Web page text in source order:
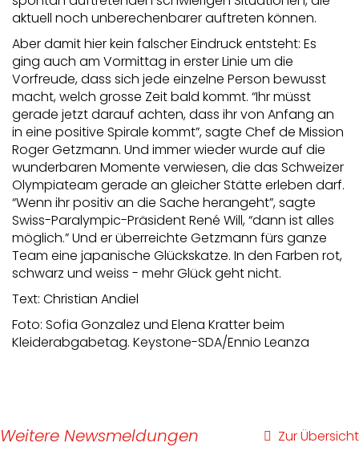
aktuell noch unberechenbarer auftreten können.
Aber damit hier kein falscher Eindruck entsteht: Es
ging auch am Vormittag in erster Linie um die
Vorfreude, dass sich jede einzelne Person bewusst
macht, welch grosse Zeit bald kommt. “Ihr müsst
gerade jetzt darauf achten, dass ihr von Anfang an
in eine positive Spirale kommt”, sagte Chef de Mission
Roger Getzmann. Und immer wieder wurde auf die
wunderbaren Momente verwiesen, die das Schweizer
Olympiateam gerade an gleicher Stätte erleben darf.
“Wenn ihr positiv an die Sache herangeht”, sagte
Swiss-Paralympic-Präsident René Will, “dann ist alles
möglich.” Und er überreichte Getzmann fürs ganze
Team eine japanische Glückskatze. In den Farben rot,
schwarz und weiss - mehr Glück geht nicht.
Text: Christian Andiel
Foto: Sofia Gonzalez und Elena Kratter beim
Kleiderabgabetag. Keystone-SDA/Ennio Leanza
Zur Übersicht
Weitere Newsmeldungen